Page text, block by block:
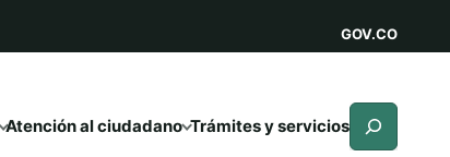
GOV.CO
Atención al ciudadano Trámites y servicios Buscar